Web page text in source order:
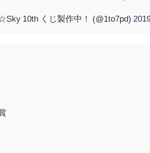
10th くじ製作中！ (@1to7pd)